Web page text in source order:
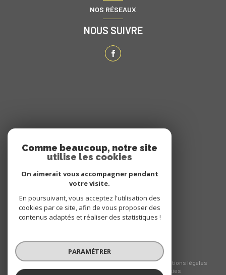
NOS RÉSEAUX
NOUS SUIVRE
NOUS ADHÉRONS
© 2026 | Tous droits réservés
Nos honoraires
Nos partenaires
Mentions légales
Admin
Politique RGPD Cookies
Comme beaucoup, notre site
utilise les cookies
On aimerait vous accompagner pendant
votre visite.
En poursuivant, vous acceptez l'utilisation des
cookies par ce site, afin de vous proposer des
contenus adaptés et réaliser des statistiques !
PARAMÉTRER